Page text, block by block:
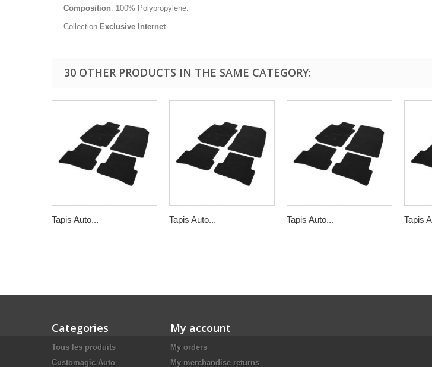
Composition: 100% Polypropylene.
Collection Exclusive Internet.
30 OTHER PRODUCTS IN THE SAME CATEGORY:
Tapis Auto... Tapis Auto... Tapis Auto... Tapis
Categories
Tous les produits
Customagic Auto
My account
My orders
My merchandise returns